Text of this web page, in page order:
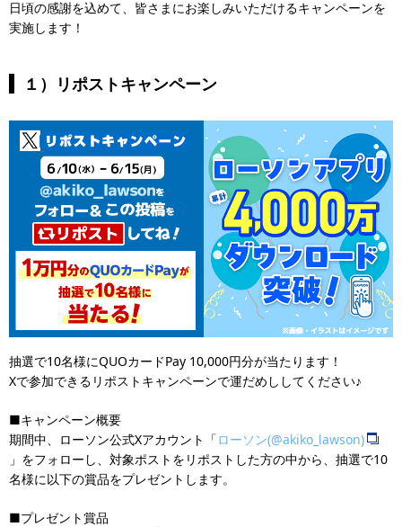
日頃の感謝を込めて、皆さまにお楽しみいただけるキャンペーンを
実施します！
１）リポストキャンペーン
抽選で10名様にQUOカードPay 10,000円分が当たります！
Xで参加できるリポストキャンペーンで運だめししてください♪
■キャンペーン概要
期間中、ローソン公式Xアカウント「ローソン(@akiko_lawson)
」をフォローし、対象ポストをリポストした方の中から、抽選で10
名様に以下の賞品をプレゼントします。
■プレゼント賞品